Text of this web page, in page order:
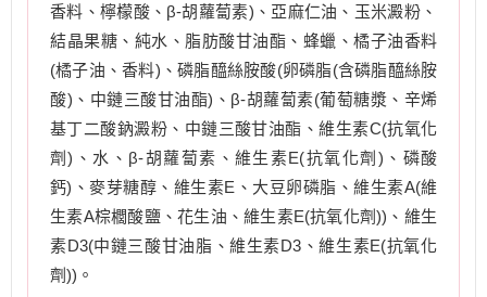
香料、檸檬酸、β-胡蘿蔔素)、亞麻仁油、玉米澱粉、
結晶果糖、純水、脂肪酸甘油酯、蜂蠟、橘子油香料
(橘子油、香料)、磷脂醯絲胺酸(卵磷脂(含磷脂醯絲胺
酸)、中鏈三酸甘油酯)、β-胡蘿蔔素(葡萄糖漿、辛烯
基丁二酸鈉澱粉、中鏈三酸甘油酯、維生素C(抗氧化
劑)、水、β-胡蘿蔔素、維生素E(抗氧化劑)、磷酸
鈣)、麥芽糖醇、維生素E、大豆卵磷脂、維生素A(維
生素A棕櫚酸鹽、花生油、維生素E(抗氧化劑))、維生
素D3(中鏈三酸甘油脂、維生素D3、維生素E(抗氧化
劑))。